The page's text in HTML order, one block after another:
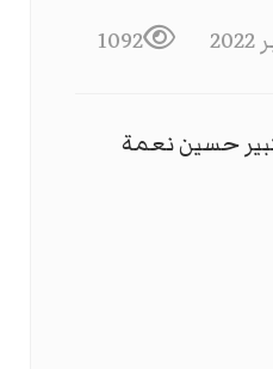
1092
حسين نعمة